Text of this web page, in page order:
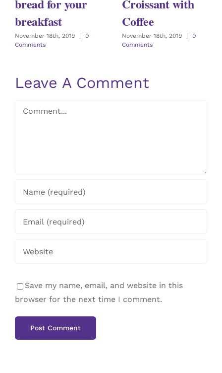
bread for your
breakfast
November 18th, 2019 |
0
Comments
Croissant with
Coffee
November 18th, 2019 |
0
Comments
Leave A Comment
Comment
Save my name, email, and website in this
browser for the next time I comment.